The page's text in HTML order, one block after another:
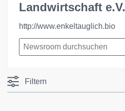
Landwirtschaft e.V.
http://www.enkeltauglich.bio
Filtern